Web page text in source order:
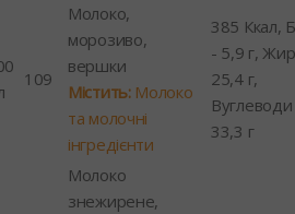
109
Молоко,
морозиво,
вершки
Містить:Молоко
та молочні
інгредієнти
385 Ккал,
- 5,9 г,
25,4 г,
33,3 г
Молоко
знежирене,